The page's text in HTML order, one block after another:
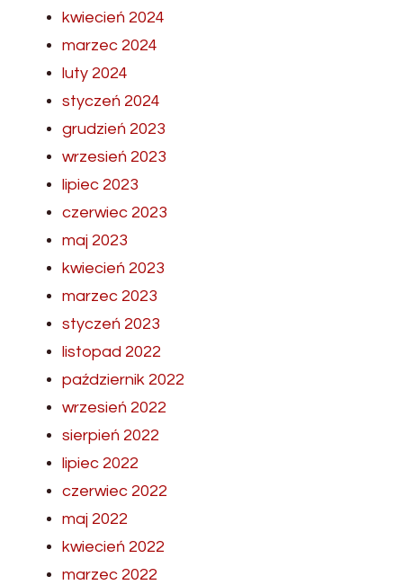
kwiecień 2024
marzec 2024
luty 2024
styczeń 2024
grudzień 2023
wrzesień 2023
lipiec 2023
czerwiec 2023
maj 2023
kwiecień 2023
marzec 2023
styczeń 2023
listopad 2022
październik 2022
wrzesień 2022
sierpień 2022
lipiec 2022
czerwiec 2022
maj 2022
kwiecień 2022
marzec 2022